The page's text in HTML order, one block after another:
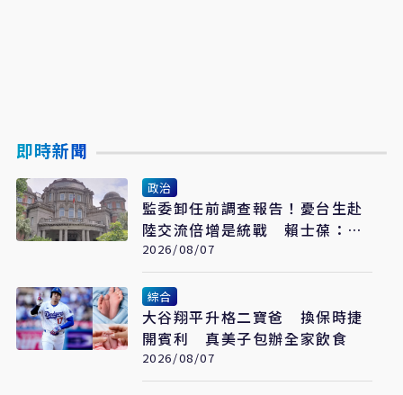
即時新聞
政治
監委卸任前調查報告！憂台生赴
陸交流倍增是統戰 賴士葆：台
青終會認清台獨手段
2026/08/07
綜合
大谷翔平升格二寶爸 換保時捷
開賓利 真美子包辦全家飲食
2026/08/07